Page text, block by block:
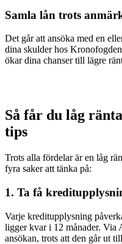
Samla lån trots
Det går att ansöka med en
dina skulder hos
ökar dina chanser till lägre
Så får du låg
tips
Trots alla fördelar är en låg
fyra saker att tänka på:
1. Ta få
Varje kreditupplysning
ligger kvar i 12 månader. Via
ansökan, trots att den går ut